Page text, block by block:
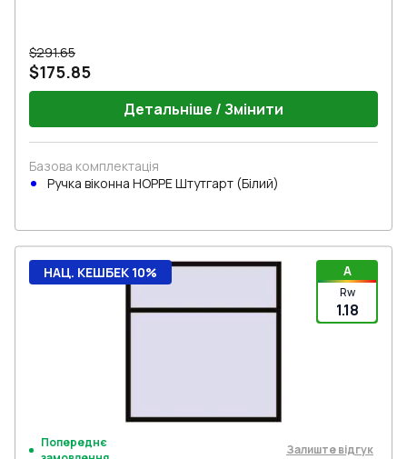
$291.65
$175.85
Детальніше / Змінити
Базова комплектація
Ручка віконна HOPPE Штутгарт (Білий)
A
Rw
1.18
НАЦ. КЕШБЕК 10%
Попереднє
Залиште відгук